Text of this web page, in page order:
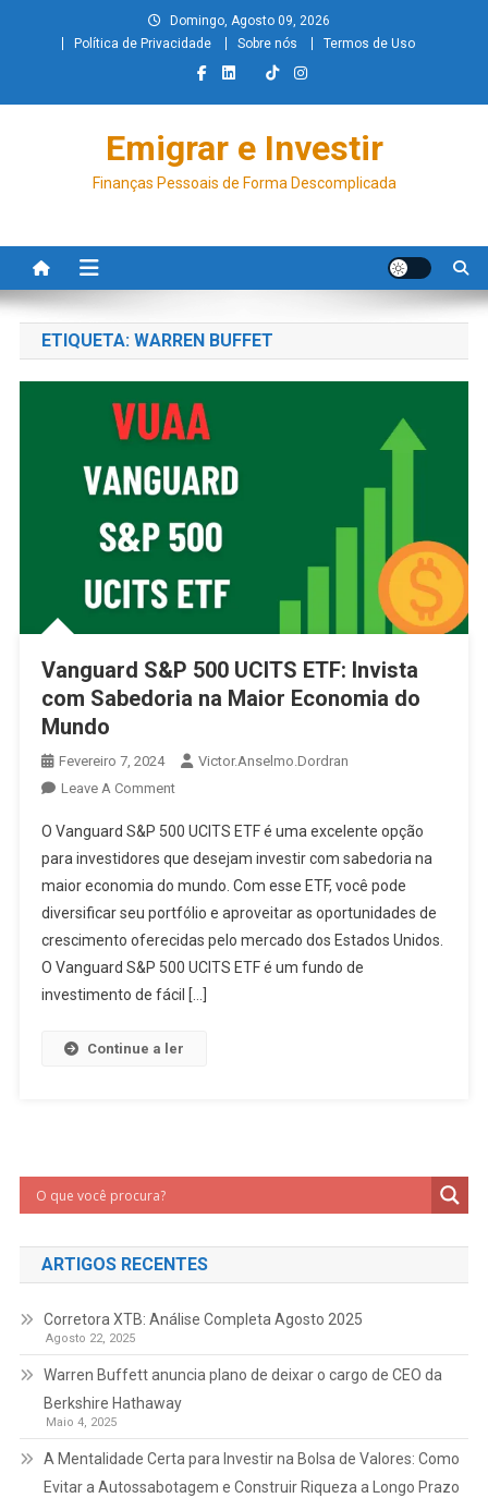
Domingo, Agosto 09, 2026
Política de Privacidade
Sobre nós Termos de Uso
Emigrar e Investir
Finanças Pessoais de Forma Descomplicada
ETIQUETA: WARREN BUFFET
Vanguard S&P 500 UCITS ETF: Invista
com Sabedoria na Maior Economia do
Mundo
Fevereiro 7, 2024
Victor.anselmo.dordran
Leave A Comment
O Vanguard S&P 500 UCITS ETF é uma excelente opção
para investidores que desejam investir com sabedoria na
maior economia do mundo. Com esse ETF, você pode
diversificar seu portfólio e aproveitar as oportunidades de
crescimento oferecidas pelo mercado dos Estados Unidos.
O Vanguard S&P 500 UCITS ETF é um fundo de
investimento de fácil […]
Continue a ler
ARTIGOS RECENTES
Corretora XTB: Análise Completa Agosto 2025
Agosto 22, 2025
Warren Buffett anuncia plano de deixar o cargo de CEO da
Berkshire Hathaway
Maio 4, 2025
A Mentalidade Certa para Investir na Bolsa de Valores: Como
Evitar a Autossabotagem e Construir Riqueza a Longo Prazo